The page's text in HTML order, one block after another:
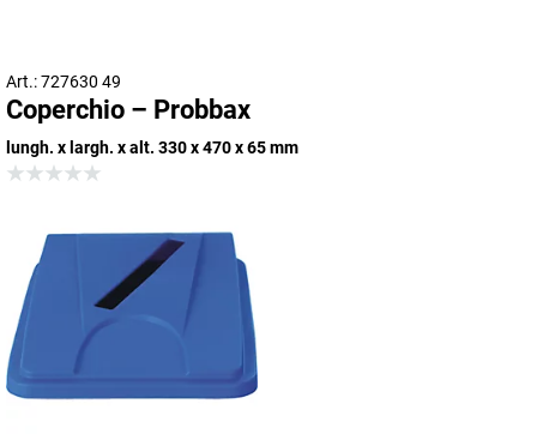
Art.: 727630 49
Coperchio – Probbax
lungh. x largh. x alt. 330 x 470 x 65 mm